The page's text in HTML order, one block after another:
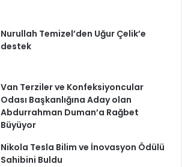
Nurullah Temizel’den Uğur Çelik’e
destek
Van Terziler ve Konfeksiyoncular
Odası Başkanlığına Aday olan
Abdurrahman Duman’a Rağbet
Büyüyor
Nikola Tesla Bilim ve İnovasyon Ödülü
Sahibini Buldu